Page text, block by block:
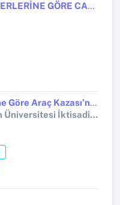
MÜHİMME DEFTERLERİNE GÖRE CANİK SANCAĞI’NDA EŞKIYALIK OLAYLARI ÜZERİNE BİR DEĞERLENDİRME
Tahrir Defterlerine Göre Araç Kazası’nda Vergi, Toprak ve Ekonomi (1487-1582)
Çankırı Karatekin Üniversitesi İktisadi ve İdari Bilimler Fakültesi Dergisi